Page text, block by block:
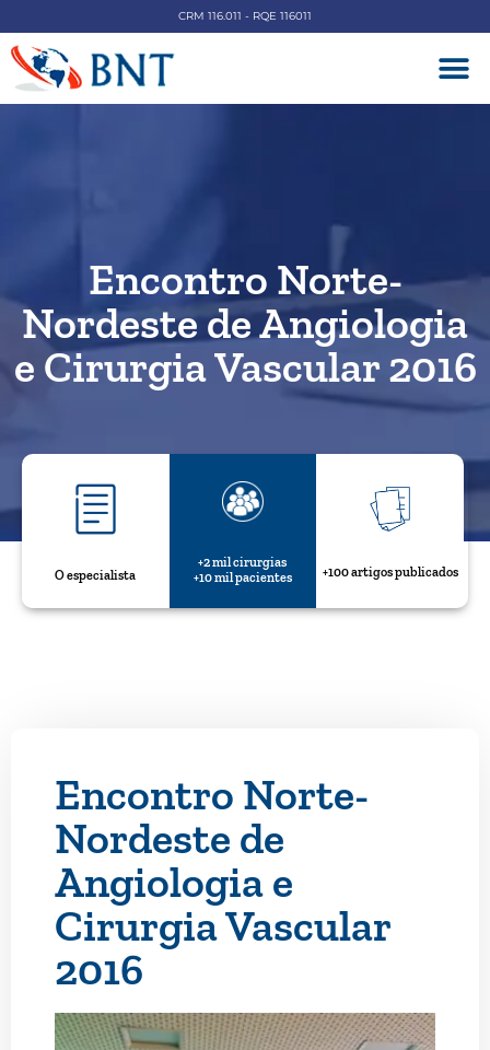
CRM 116.011 - RQE 116011
Encontro Norte-
Nordeste de Angiologia
e Cirurgia Vascular 2016
O especialista
+2 mil cirurgias
+10 mil pacientes
+100 artigos publicados
Encontro Norte-
Nordeste de
Angiologia e
Cirurgia Vascular
2016